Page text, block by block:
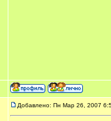
Добавлено: Пн Мар 26, 2007